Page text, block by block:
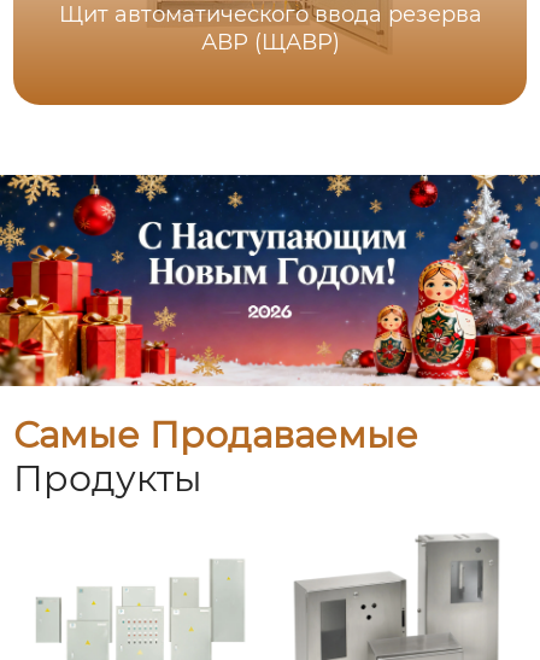
Щит автоматического ввода резерва
АВР (ЩАВР)
Самые Продаваемые
Продукты